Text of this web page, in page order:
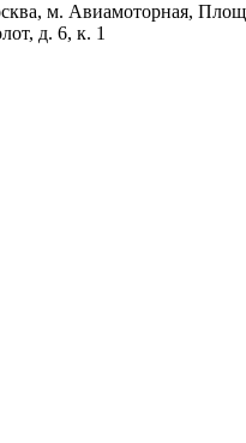
м. Авиамоторная,
д. 6, к. 1